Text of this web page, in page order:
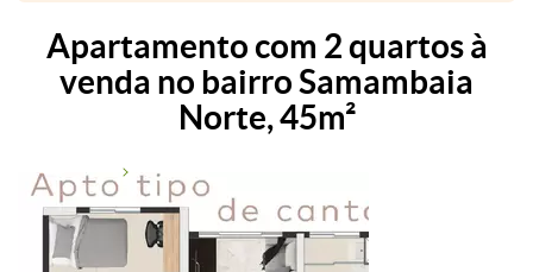
Apartamento com 2 quartos à
venda no bairro Samambaia
Norte, 45m²